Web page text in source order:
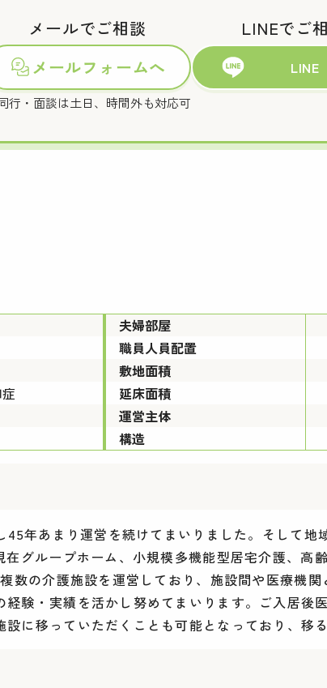
メールでご相談
メールフォームへ
行・面談は土日、時間外も対応可
LINEでご
LINE
夫婦部屋
職員人員配置
敷地面積
延床面積
運営主体
構造
年あまり運営を続けてまいりました。そして
グループホーム、小規模多機能型居宅介護、高
数の介護施設を運営しており、施設間や医療機
験・実績を活かし努めてまいります。ご入居後
に移っていただくことも可能となっており、移